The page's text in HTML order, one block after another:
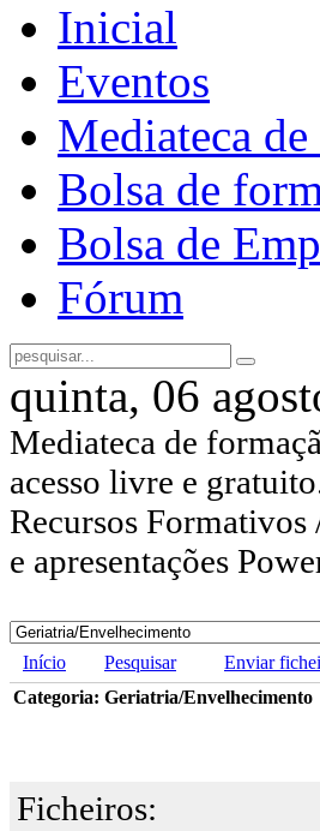
Inicial
Eventos
Mediateca
Bolsa de
Bolsa de
Fórum
quinta, 06
Mediateca de
acesso livre e
Recursos
e apresentações
Início Pesquisar Enviar
Categoria: Geriatria/Envelhecimento
Ficheiros: